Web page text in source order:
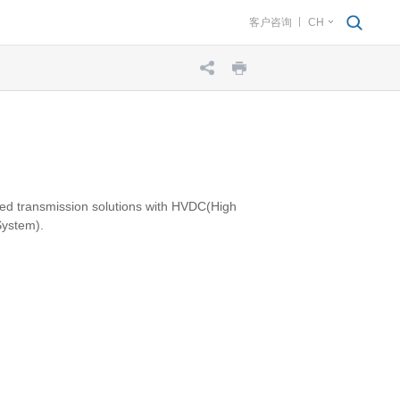
客户咨询 CH
transmission solutions with HVDC(High